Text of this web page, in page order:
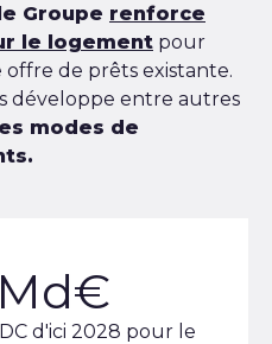
Groupe renforce
le logement pour
de prêts existante.
développe entre autres
modes de
d'ici 2028 pour le